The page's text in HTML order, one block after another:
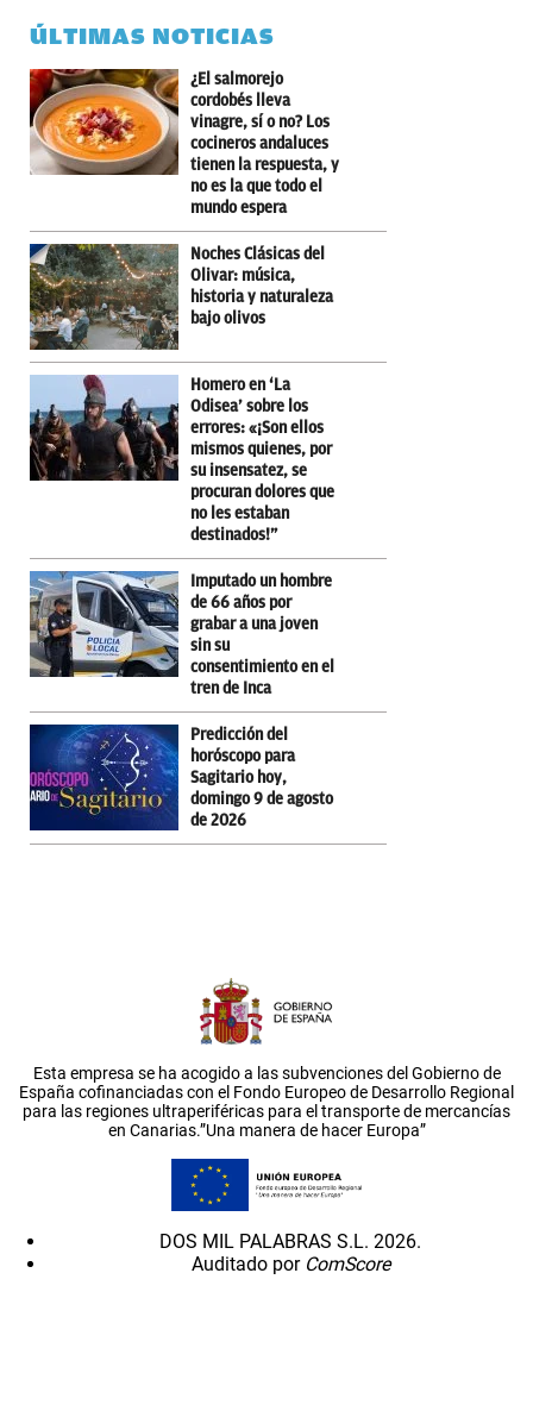
ÚLTIMAS NOTICIAS
¿El salmorejo
cordobés lleva
vinagre, sí o no? Los
cocineros andaluces
tienen la respuesta, y
no es la que todo el
mundo espera
Noches Clásicas del
Olivar: música,
historia y naturaleza
bajo olivos
Homero en ‘La
Odisea’ sobre los
errores: «¡Son ellos
mismos quienes, por
su insensatez, se
procuran dolores que
no les estaban
destinados!”
Imputado un hombre
de 66 años por
grabar a una joven
sin su
consentimiento en el
tren de Inca
Predicción del
horóscopo para
Sagitario hoy,
domingo 9 de agosto
de 2026
Esta empresa se ha acogido a las subvenciones del Gobierno de
España cofinanciadas con el Fondo Europeo de Desarrollo Regional
para las regiones ultraperiféricas para el transporte de mercancías
en Canarias.”Una manera de hacer Europa”
DOS MIL PALABRAS S.L. 2026.
Auditado por ComScore